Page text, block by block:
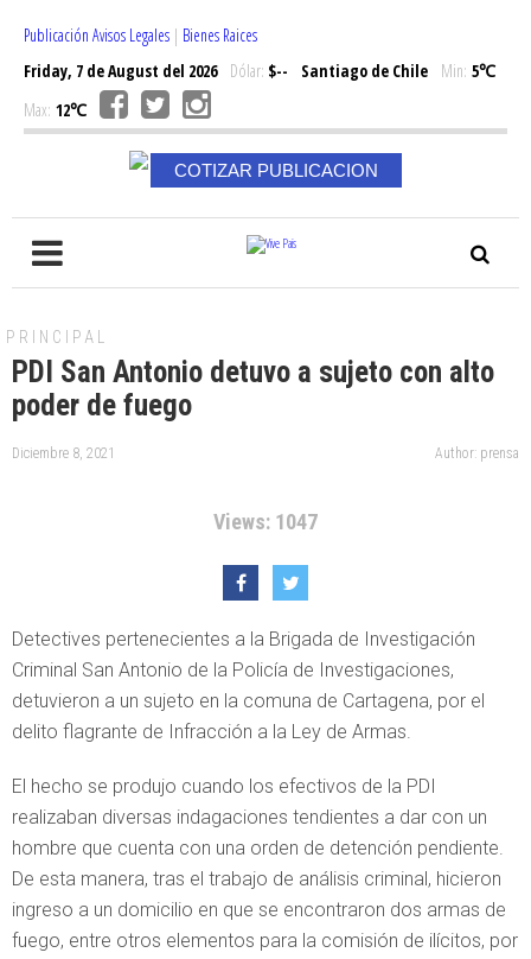
Publicación Avisos Legales | Bienes Raices
Friday, 7 de August del 2026Dólar: $-- Santiago de Chile Min: 5℃
Max: 12℃
COTIZAR PUBLICACION
PRINCIPAL
PDI San Antonio detuvo a sujeto con alto
poder de fuego
Diciembre 8, 2021 Author: prensa
Views: 1047
Detectives pertenecientes a la Brigada de Investigación
Criminal San Antonio de la Policía de Investigaciones,
detuvieron a un sujeto en la comuna de Cartagena, por el
delito flagrante de Infracción a la Ley de Armas.
El hecho se produjo cuando los efectivos de la PDI
realizaban diversas indagaciones tendientes a dar con un
hombre que cuenta con una orden de detención pendiente.
De esta manera, tras el trabajo de análisis criminal, hicieron
ingreso a un domicilio en que se encontraron dos armas de
fuego, entre otros elementos para la comisión de ilícitos, por